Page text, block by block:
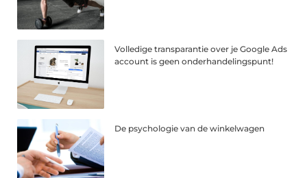
Volledige transparantie over je Google Ads
account is geen onderhandelingspunt!
De psychologie van de winkelwagen